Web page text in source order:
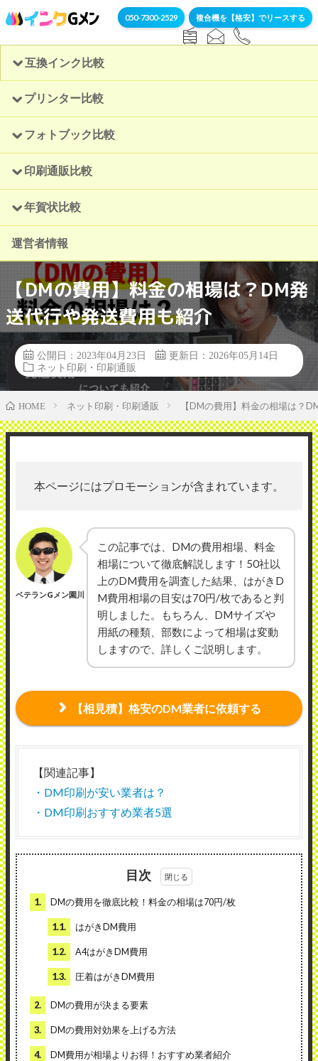
050-7300-2529 複合機を【格安】でリースする
互換インク比較
プリンター比較
フォトブック比較
印刷通販比較
年賀状比較
運営者情報
【DMの費用】料金の相場は？DM発
送代行や発送費用も紹介
公開日：2023年04月23日
更新日：2026年05月14日
ネット印刷・印刷通販
HOME ネット印刷・印刷通販 【DMの費用】料金の相場は？
本ページにはプロモーションが含まれています。
ベテランGメン園川
この記事では、DMの費用相場、料金
相場について徹底解説します！50社以
上のDM費用を調査した結果、はがきD
M費用相場の目安は70円/枚であると判
明しました。もちろん、DMサイズや
用紙の種類、部数によって相場は変動
しますので、詳しくご説明します。
【相見積】格安のDM業者に依頼する
【関連記事】
・DM印刷が安い業者は？
・DM印刷おすすめ業者5選
目次
1. DMの費用を徹底比較！料金の相場は70円/枚
1.1. はがきDM費用
1.2. A4はがきDM費用
1.3. 圧着はがきDM費用
2. DMの費用が決まる要素
3. DMの費用対効果を上げる方法
4. DM費用が相場よりお得！おすすめ業者紹介